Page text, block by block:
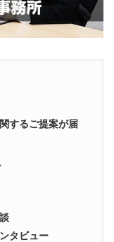
するご提案が届
タビュー